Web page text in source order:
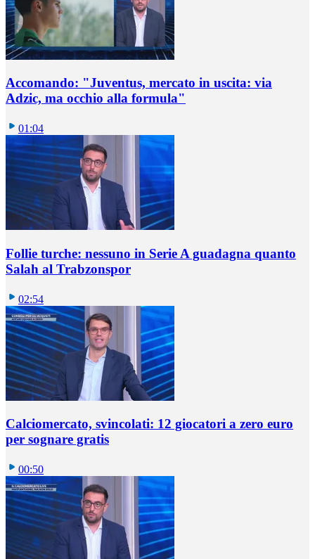
Accomando: "Juventus, mercato in uscita: via
Adzic, ma occhio alla formula"
01:04
Follie turche: nessuno in Serie A guadagna quanto
Salah al Trabzonspor
02:54
Calciomercato, svincolati: 12 giocatori a zero euro
per sognare gratis
00:50